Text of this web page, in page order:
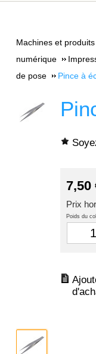
Machines et
numérique
de pose
Pince à
7,50
Prix
Poids du